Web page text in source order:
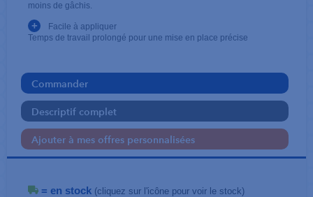
moins de gâchis.
+
Facile à appliquer
Temps de travail prolongé pour une mise en place précise
Commander
Descriptif complet
Ajouter à mes offres personnalisées
= en stock (cliquez sur l'icône pour voir le stock)